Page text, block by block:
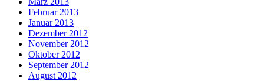
Februar 2013
Januar 2013
Dezember 2012
November 2012
Oktober 2012
September 2012
August 2012